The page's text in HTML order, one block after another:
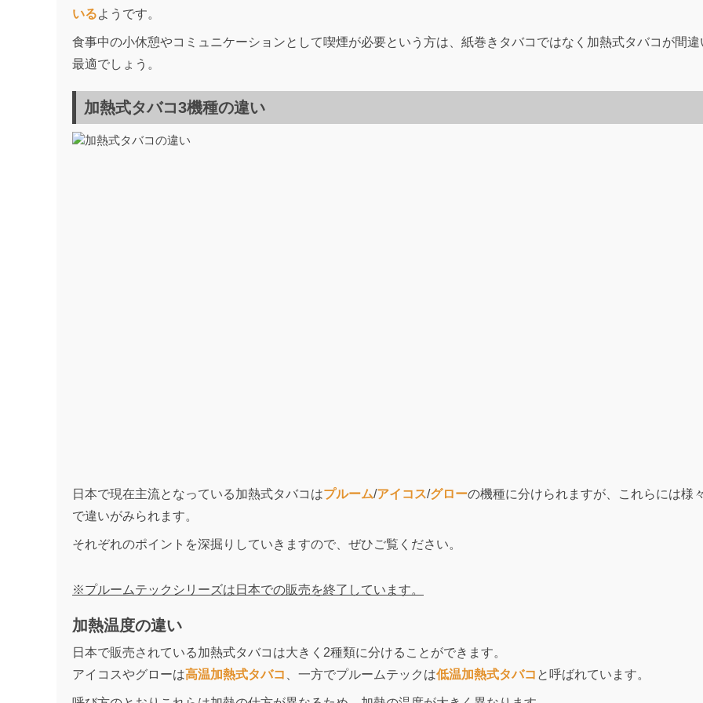
いるようです。
食事中の小休憩やコミュニケーションとして喫煙が必要という方は、紙巻きタバコではなく加熱式タバコが間違
最適でしょう。
加熱式タバコ3機種の違い
日本で現在主流となっている加熱式タバコはプルーム/アイコス/グローの機種に分けられますが、これらには様
で違いがみられます。
それぞれのポイントを深掘りしていきますので、ぜひご覧ください。
※プルームテックシリーズは日本での販売を終了しています。
加熱温度の違い
日本で販売されている加熱式タバコは大きく2種類に分けることができます。
アイコスやグローは高温加熱式タバコ 、一方でプルームテックは低温加熱式タバコ と呼ばれています。